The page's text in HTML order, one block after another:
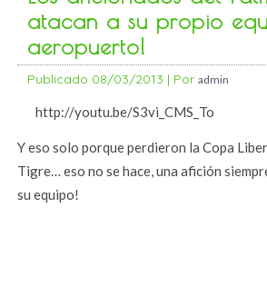
atacan a su propio
aeropuerto!
Publicado 08/03/2013 | Por admin
http://youtu.be/S3vi_CMS_To
Y eso solo porque perdieron la Copa
Tigre… eso no se hace, una afición
su equipo!